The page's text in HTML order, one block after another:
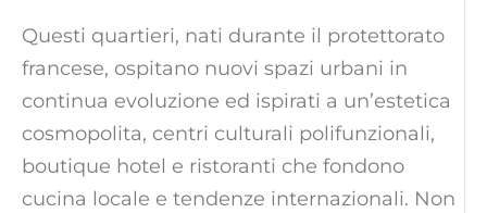
Questi quartieri, nati durante il protettorato
francese, ospitano nuovi spazi urbani in
continua evoluzione ed ispirati a un’estetica
cosmopolita, centri culturali polifunzionali,
boutique hotel e ristoranti che fondono
cucina locale e tendenze internazionali. Non